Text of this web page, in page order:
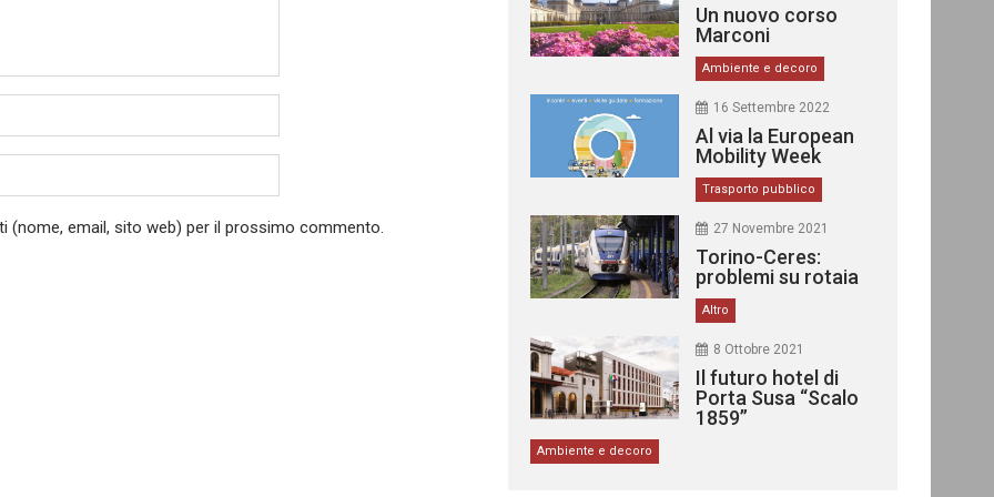
(nome, email, sito web) per il prossimo commento.
Un nuovo corso
Marconi
Ambiente e decoro
16 Settembre 2022
Al via la European
Mobility Week
Trasporto pubblico
27 Novembre 2021
Torino-Ceres:
problemi su rotaia
Altro
8 Ottobre 2021
Il futuro hotel di
Porta Susa “Scalo
1859”
Ambiente e decoro